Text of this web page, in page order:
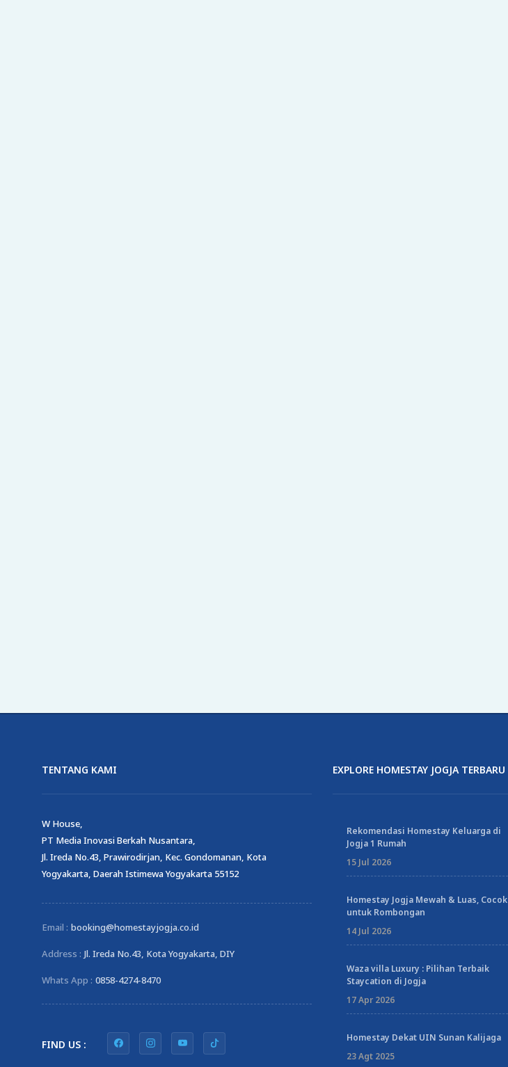
TENTANG KAMI
W House,
PT Media Inovasi Berkah Nusantara,
Jl. Ireda No.43, Prawirodirjan, Kec. Gondomanan, Kota
Yogyakarta, Daerah Istimewa Yogyakarta 55152
Email : booking@homestayjogja.co.id
Address : Jl. Ireda No.43, Kota Yogyakarta, DIY
Whats App : 0858-4274-8470
FIND US :
EXPLORE HOMESTAY JOGJA TERBARU
Rekomendasi Homestay Keluarga di
Jogja 1 Rumah
15 Jul 2026
Homestay Jogja Mewah & Luas, Cocok
untuk Rombongan
14 Jul 2026
Waza villa Luxury : Pilihan Terbaik
Staycation di Jogja
17 Apr 2026
Homestay Dekat UIN Sunan Kalijaga
23 Agt 2025